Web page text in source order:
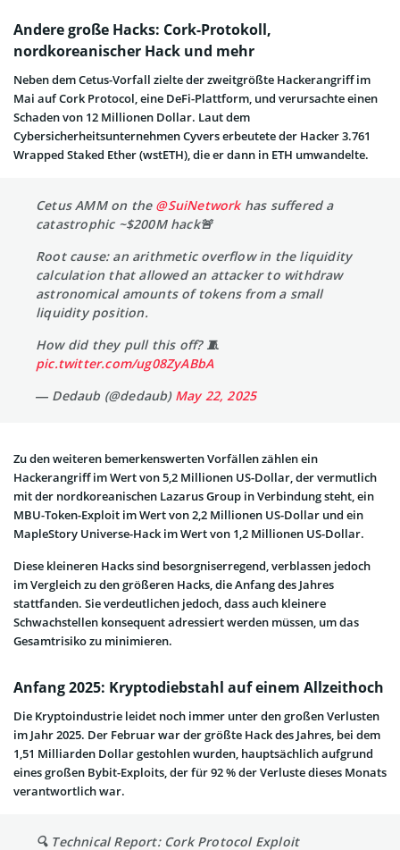
Andere große Hacks: Cork-Protokoll,
nordkoreanischer Hack und mehr
Neben dem Cetus-Vorfall zielte der zweitgrößte Hackerangriff im
Mai auf Cork Protocol, eine DeFi-Plattform, und verursachte einen
Schaden von 12 Millionen Dollar. Laut dem
Cybersicherheitsunternehmen Cyvers erbeutete der Hacker 3.761
Wrapped Staked Ether (wstETH), die er dann in ETH umwandelte.
Cetus AMM on the @SuiNetworkhas suffered a
catastrophic ~$200M hack🚨
Root cause: an arithmetic overflow in the liquidity
calculation that allowed an attacker to withdraw
astronomical amounts of tokens from a small
liquidity position.
How did they pull this off? 🧵
pic.twitter.com/ug08ZyABbA
— Dedaub (@dedaub) May 22, 2025
Zu den weiteren bemerkenswerten Vorfällen zählen ein
Hackerangriff im Wert von 5,2 Millionen US-Dollar, der vermutlich
mit der nordkoreanischen Lazarus Group in Verbindung steht, ein
MBU-Token-Exploit im Wert von 2,2 Millionen US-Dollar und ein
MapleStory Universe-Hack im Wert von 1,2 Millionen US-Dollar.
Diese kleineren Hacks sind besorgniserregend, verblassen jedoch
im Vergleich zu den größeren Hacks, die Anfang des Jahres
stattfanden. Sie verdeutlichen jedoch, dass auch kleinere
Schwachstellen konsequent adressiert werden müssen, um das
Gesamtrisiko zu minimieren.
Anfang 2025: Kryptodiebstahl auf einem Allzeithoch
Die Kryptoindustrie leidet noch immer unter den großen Verlusten
im Jahr 2025. Der Februar war der größte Hack des Jahres, bei dem
1,51 Milliarden Dollar gestohlen wurden, hauptsächlich aufgrund
eines großen Bybit-Exploits, der für 92 % der Verluste dieses Monats
verantwortlich war.
🔍 Technical Report: Cork Protocol Exploit